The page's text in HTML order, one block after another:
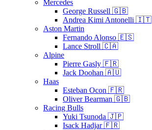
Mercedes
George Russell 🇬🇧
Andrea Kimi Antonelli 🇮🇹
Aston Martin
Fernando Alonso 🇪🇸
Lance Stroll 🇨🇦
Alpine
Pierre Gasly 🇫🇷
Jack Doohan 🇦🇺
Haas
Esteban Ocon 🇫🇷
Oliver Bearman 🇬🇧
Racing Bulls
Yuki Tsunoda 🇯🇵
Isack Hadjar 🇫🇷